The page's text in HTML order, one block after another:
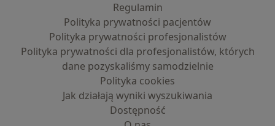
Regulamin
Polityka prywatności pacjentów
Polityka prywatności profesjonalistów
Polityka prywatności dla profesjonalistów, których
dane pozyskaliśmy samodzielnie
Polityka cookies
Jak działają wyniki wyszukiwania
Dostępność